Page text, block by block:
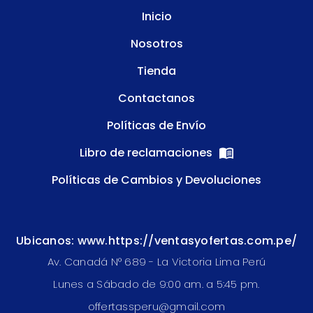
Inicio
Nosotros
Tienda
Contactanos
Políticas de Envío
Libro de reclamaciones
Políticas de Cambios y Devoluciones
Ubicanos: www.https://ventasyofertas.com.pe/
Av. Canadá N° 689 - La Victoria Lima Perú
Lunes a Sábado de 9:00 am. a 5:45 pm.
offertassperu@gmail.com